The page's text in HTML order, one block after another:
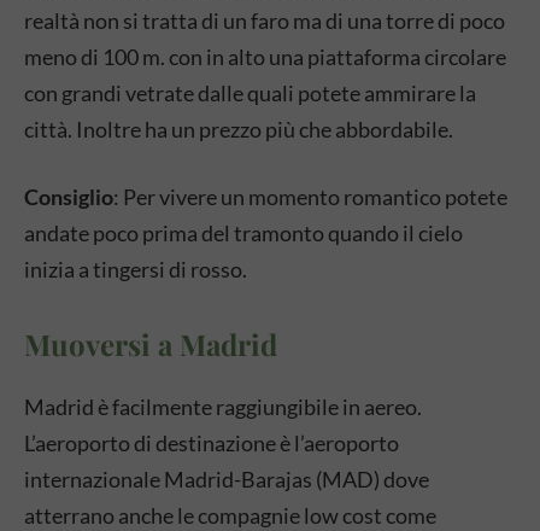
realtà non si tratta di un faro ma di una torre di poco
meno di 100 m. con in alto una piattaforma circolare
con grandi vetrate dalle quali potete ammirare la
città. Inoltre ha un prezzo più che abbordabile.
Consiglio: Per vivere un momento romantico potete
andate poco prima del tramonto quando il cielo
inizia a tingersi di rosso.
Muoversi a Madrid
Madrid è facilmente raggiungibile in aereo.
L’aeroporto di destinazione è l’aeroporto
internazionale Madrid-Barajas (MAD) dove
atterrano anche le compagnie low cost come